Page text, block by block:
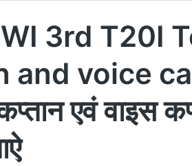
3rd T20I
and voice
एवं वाइस